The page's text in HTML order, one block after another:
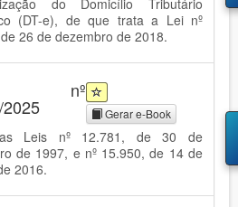
do Domicílio Tributário
(DT-e), de que trata a Lei nº
26 de dezembro de 2018.
nº
Gerar e-Book
Leis nº 12.781, de 30 de
de 1997, e nº 15.950, de 14 de
2016.